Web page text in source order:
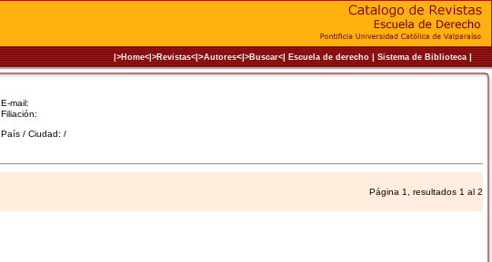
|>Home<|>Revistas<|>Autores<|>Buscar<|Escuela de derecho|Sistema de Biblioteca|
E-mail:
Filiación:
País / Ciudad: /
Página 1, resultados 1 al 2